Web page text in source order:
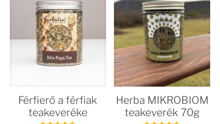
Férfierő a férfiak
teakeveréke
Herba MIKROBIOM
teakeverék 70g